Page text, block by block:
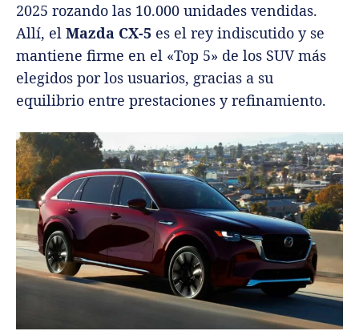
2025 rozando las 10.000 unidades vendidas.
Allí, el Mazda CX-5 es el rey indiscutido y se
mantiene firme en el «Top 5» de los SUV más
elegidos por los usuarios, gracias a su
equilibrio entre prestaciones y refinamiento.